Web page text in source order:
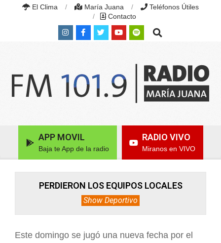
El Clima María Juana
Teléfonos Útiles
Contacto
Search
JUANA
FM
Navigation APP MOVIL
Baja te App de la radio
RADIO VIVO
Miranos en VIVO
PERDIERON LOS EQUIPOS LOCALES
Show Deportivo
Este domingo se jugó una nueva fecha por el